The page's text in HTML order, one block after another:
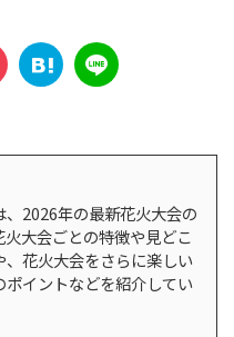
2026年の最新花火大会の
火大会ごとの特徴や見どこ
、花火大会をさらに楽しい
ポイントなどを紹介してい